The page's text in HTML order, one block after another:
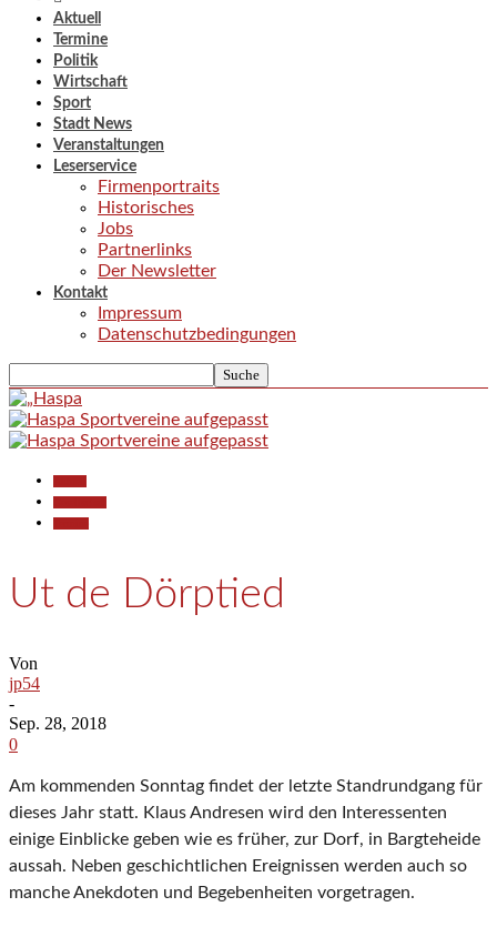
Aktuell
Termine
Politik
Wirtschaft
Sport
Stadt News
Veranstaltungen
Leserservice
Firmenportraits
Historisches
Jobs
Partnerlinks
Der Newsletter
Kontakt
Impressum
Datenschutzbedingungen
Ut de Dörptied
Von
jp54
-
Sep. 28, 2018
0
Am kommenden Sonntag findet der letzte Standrundgang für
dieses Jahr statt. Klaus Andresen wird den Interessenten
einige Einblicke geben wie es früher, zur Dorf, in Bargteheide
aussah. Neben geschichtlichen Ereignissen werden auch so
manche Anekdoten und Begebenheiten vorgetragen.